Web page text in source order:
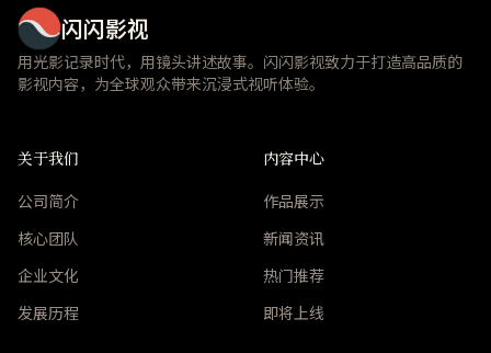
闪闪影视
用光影记录时代，用镜头讲述故事。闪闪影视致力于打造高品质的
影视内容，为全球观众带来沉浸式视听体验。
关于我们
公司简介
核心团队
企业文化
发展历程
内容中心
作品展示
新闻资讯
热门推荐
即将上线